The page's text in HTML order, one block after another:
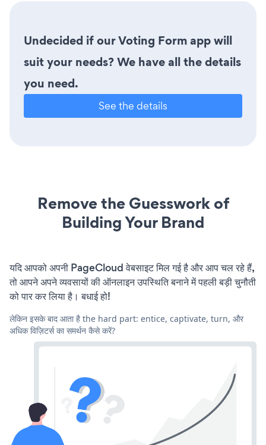
Undecided if our Voting Form app will
suit your needs? We have all the details
you need.
See the details
Remove the Guesswork of
Building Your Brand
यदि आपको अपनी PageCloud वेबसाइट मिल गई है और आप चल रहे हैं,
तो आपने अपने व्यवसायों की ऑनलाइन उपस्थिति बनाने में पहली बड़ी चुनौती
को पार कर लिया है। बधाई हो!
लेकिन इसके बाद आता है the hard part: entice, captivate, turn, और
अधिक विज़िटर्स का समर्थन कैसे करें?